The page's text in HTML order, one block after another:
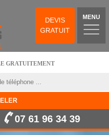
DEVIS
GRATUIT
MENU
GRATUITEMENT
07 61 96 34 39